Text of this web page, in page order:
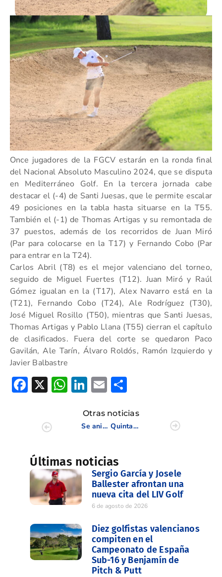
Once jugadores de la FGCV estarán en la ronda final
del Nacional Absoluto Masculino 2024, que se disputa
en Mediterráneo Golf. En la tercera jornada cabe
destacar el (-4) de Santi Juesas, que le permite escalar
49 posiciones en la tabla hasta situarse en la T55.
También el (-1) de Thomas Artigas y su remontada de
37 puestos, además de los recorridos de Juan Miró
(Par para colocarse en la T17) y Fernando Cobo (Par
para entrar en la T24).
Carlos Abril (T8) es el mejor valenciano del torneo,
seguido de Miguel Fuertes (T12). Juan Miró y Raúl
Gómez igualan en la (T17), Alex Navarro está en la
(T21), Fernando Cobo (T24), Ale Rodríguez (T30),
José Miguel Rosillo (T50), mientras que Santi Juesas,
Thomas Artigas y Pablo Llana (T55) cierran el capítulo
de clasificados. Fuera del corte se quedaron Paco
Gavilán, Ale Tarín, Álvaro Roldós, Ramón Izquierdo y
Javier Balbastre
Facebook
X WhatsApp
LinkedIn
Email
Otras noticias
Se anima la II Liguilla Interclubes tras la quinta jornada en Jávea
Quinta plaza para Carlos Abril en el Nacional Absoluto Masculino 2024
Últimas noticias
Sergio García y Josele
Ballester afrontan una
nueva cita del LIV Golf
6 de agosto de 2026
Diez golfistas valencianos
compiten en el
Campeonato de España
Sub-16 y Benjamín de
Pitch & Putt